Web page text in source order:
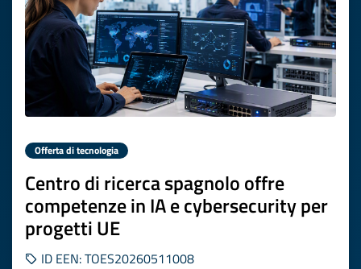
Offerta di tecnologia
Centro di ricerca spagnolo offre
competenze in IA e cybersecurity per
progetti UE
ID EEN: TOES20260511008